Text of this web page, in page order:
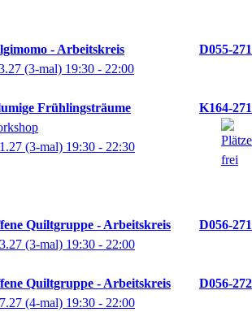
- Arbeitskreis
D055-271
(3-mal) 19:30 - 22:00
Frühlingsträume
K164-271
(3-mal) 19:30 - 22:30
Quiltgruppe - Arbeitskreis
D056-271
(3-mal) 19:30 - 22:00
Quiltgruppe - Arbeitskreis
D056-272
(4-mal) 19:30 - 22:00